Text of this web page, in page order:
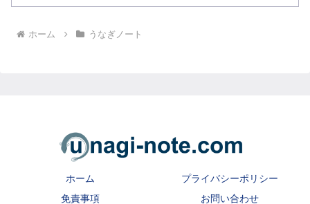
ホーム うなぎノート
ホーム
プライバシーポリシー
免責事項
お問い合わせ